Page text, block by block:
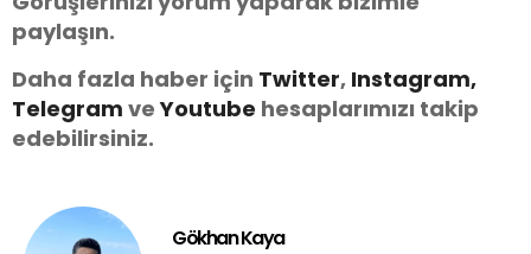
paylaşın.
Daha fazla haber için Twitter, Instagram,
Telegram veYoutube hesaplarımızı takip
edebilirsiniz.
Gökhan Kaya